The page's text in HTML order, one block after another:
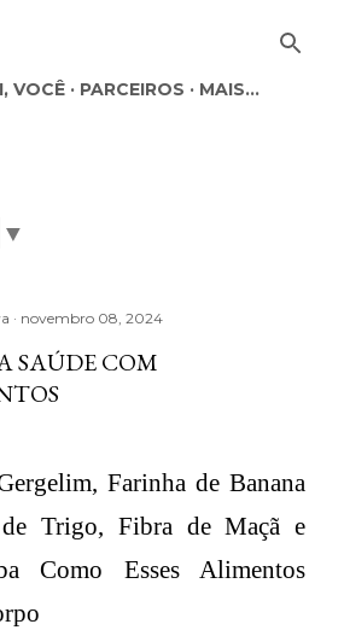
VOCÊ PARCEIROS MAIS…
▼
novembro 08, 2024
SAÚDE COM
Farinha de Banana
de Trigo, Fibra de Maçã e
Como Esses Alimentos